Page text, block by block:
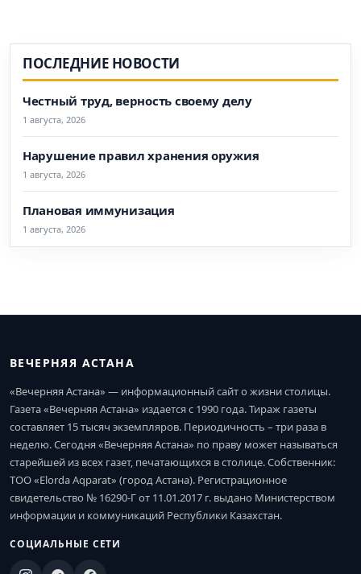
ПОСЛЕДНИЕ НОВОСТИ
Честный труд, верность своему делу
1 августа, 2026
Нарушение правил хранения оружия
1 августа, 2026
Плановая иммунизация
1 августа, 2026
ВЕЧЕРНЯЯ АСТАНА
«Вечерняя Астана» — информационный сайт о жизни столицы.
Газета «Вечерняя Астана» издается с 1990 года. Тираж газеты
составляет 15 тысяч экземпляров. Периодичность – три раза в
неделю. Сегодня «Вечерняя Астана» по праву может называться
старейшей из всех газет, печатающихся в столице. Собственник:
ТОО «Elorda Aqparat» (город Астана). Регистрационное
свидетельство № 16290-Г от 11.01.2017 г. выдано Министерством
информации и коммуникаций Республики Казахстан.
СОЦИАЛЬНЫЕ СЕТИ